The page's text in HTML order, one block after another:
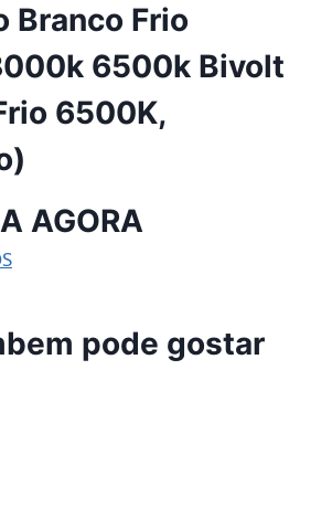
Branco Frio
6500k Bivolt
6500K,
AGORA
pode gostar